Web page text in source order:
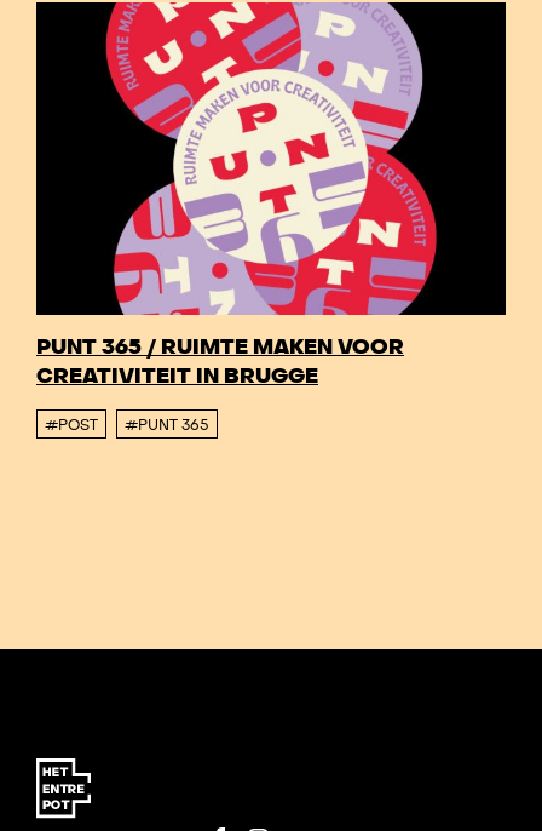
PUNT 365 / RUIMTE MAKEN VOOR
CREATIVITEIT IN BRUGGE
#POST #PUNT 365